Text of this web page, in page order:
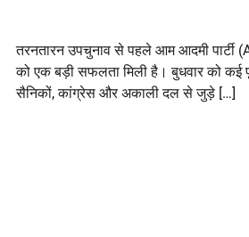
तरनतारन उपचुनाव से पहले आम आदमी पार्टी
को एक बड़ी सफलता मिली है। बुधवार को कई
सैनिकों, कांग्रेस और अकाली दल से जुड़े […]